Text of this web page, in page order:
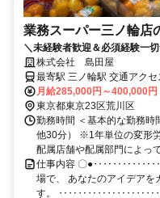
業務スーパー三ノ輪店
＼未経験者歓迎＆必須経験一
年2回＆昇給年1回あり｜キャ
株式会社 島田屋
最寄駅 三ノ輪駅 交通アクセス 都電荒川線「三ノ輪橋駅」より徒歩1
分 東京メトロ日比谷線「三ノ輪駅」より徒歩5分 都電荒川線「荒川一
中前駅」
月給285,000円～400,000円
東京都東京23区荒川区
勤務時間 ＜基本的な勤務
他30分） ※1年単位の変形
配属店舗や配属部門によっ
仕事内容 〇
場で、 あなたのアイデアを
す。